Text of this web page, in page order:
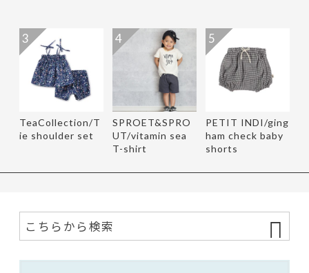
TeaCollection/T
ie shoulder set
3
SPROET&SPRO
UT/vitamin sea
T-shirt
4
PETIT INDI/ging
ham check baby
shorts
5